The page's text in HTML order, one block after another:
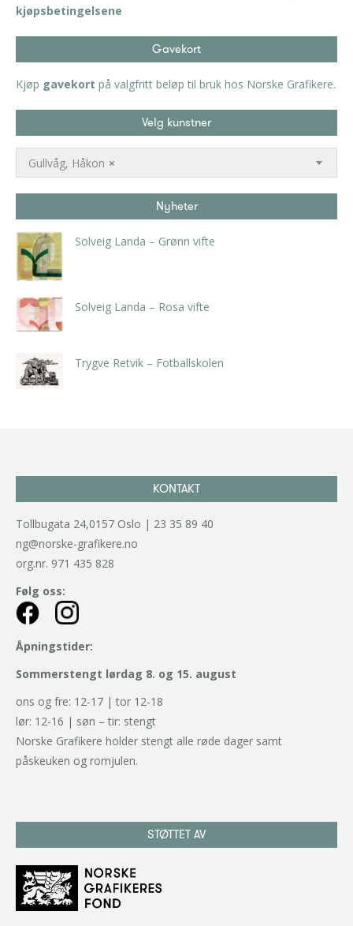
kjøpsbetingelsene
Gavekort
Kjøp gavekort på valgfritt beløp til bruk hos Norske Grafikere.
Velg kunstner
×
Gullvåg, Håkon
Nyheter
Solveig Landa – Grønn vifte
Solveig Landa – Rosa vifte
Trygve Retvik – Fotballskolen
KONTAKT
Tollbugata 24,0157 Oslo | 23 35 89 40
ng@norske-grafikere.no
org.nr. 971 435 828
Følg oss:
Åpningstider:
Sommerstengt lørdag 8. og 15. august
ons og fre: 12-17 | tor 12-18
lør: 12-16 | søn – tir: stengt
Norske Grafikere holder stengt alle røde dager samt
påskeuken og romjulen.
STØTTET AV